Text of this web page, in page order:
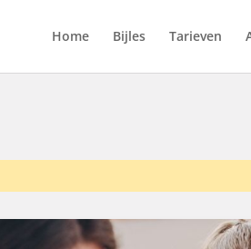
Home Bijles Tarieven